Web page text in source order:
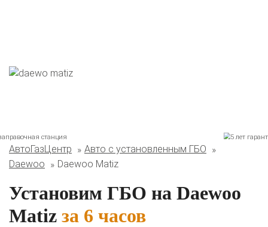
Комплекты ГБО на иномарки:
Ford
АвтоГазЦентр
Авто с установленным ГБО
Daewoo
Daewoo Matiz
Установим ГБО на Daewoo
Matiz за 6 часов